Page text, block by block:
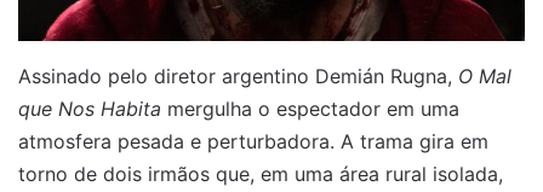
Assinado pelo diretor argentino Demián Rugna, O Mal
que Nos Habita mergulha o espectador em uma
atmosfera pesada e perturbadora. A trama gira em
torno de dois irmãos que, em uma área rural isolada,